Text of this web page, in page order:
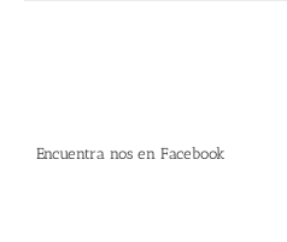
Encuentra nos en Facebook